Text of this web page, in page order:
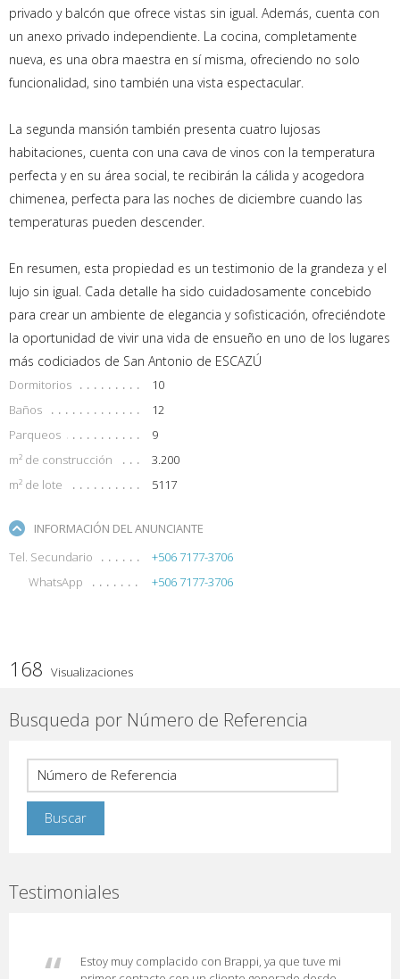
privado y balcón que ofrece vistas sin igual. Además, cuenta con
un anexo privado independiente. La cocina, completamente
nueva, es una obra maestra en sí misma, ofreciendo no solo
funcionalidad, sino también una vista espectacular.
La segunda mansión también presenta cuatro lujosas
habitaciones, cuenta con una cava de vinos con la temperatura
perfecta y en su área social, te recibirán la cálida y acogedora
chimenea, perfecta para las noches de diciembre cuando las
temperaturas pueden descender.
En resumen, esta propiedad es un testimonio de la grandeza y el
lujo sin igual. Cada detalle ha sido cuidadosamente concebido
para crear un ambiente de elegancia y sofisticación, ofreciéndote
la oportunidad de vivir una vida de ensueño en uno de los lugares
más codiciados de San Antonio de ESCAZÚ
Dormitorios
10
Baños
12
Parqueos
9
m² de construcción
3.200
m² de lote
5117
INFORMACIÓN DEL ANUNCIANTE
Tel. Secundario
+506 7177-3706
WhatsApp
+506 7177-3706
168 Visualizaciones
Busqueda por Número de Referencia
Testimoniales
Estoy muy complacido con Brappi, ya que tuve mi